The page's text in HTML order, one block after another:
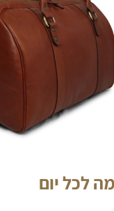
לכל יום